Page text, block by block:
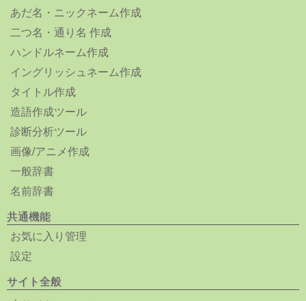
あだ名・ニックネーム作成
二つ名・通り名 作成
ハンドルネーム作成
イングリッシュネーム作成
タイトル作成
造語作成ツール
診断分析ツール
画像/アニメ作成
一般辞書
名前辞書
共通機能
お気に入り管理
設定
サイト全般